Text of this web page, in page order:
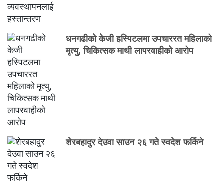
धनगढीको केजी हस्पिटलमा उपचाररत महिलाको
मृत्यु, चिकित्सक माथी लापरवाहीको आरोप
शेरबहादुर देउवा साउन २६ गते स्वदेश फर्किने